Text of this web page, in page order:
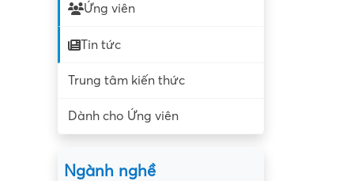
Ứng viên
Tin tức
Trung tâm kiến thức
Dành cho Ứng viên
Ngành nghề